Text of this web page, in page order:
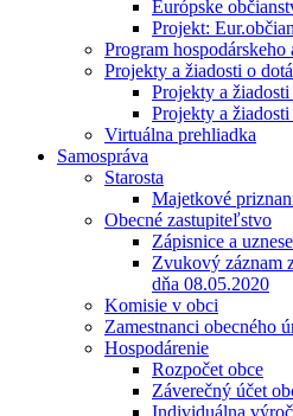
Európske
Projekt:
Program
Projekty a žiadosti o
Projekty a
Projekty a
Virtuálna prehliadka
Samospráva
Starosta
Majetkové
Obecné zastupiteľstvo
Zápisnice a
Zvukový záznam
dňa 08.05.2020
Komisie v obci
Zamestnanci obecného
Hospodárenie
Rozpočet obce
Záverečný účet
Individuálna